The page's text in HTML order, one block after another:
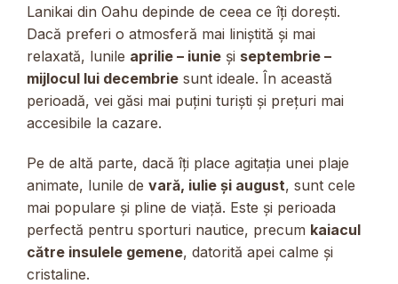
Lanikai din Oahu depinde de ceea ce îți dorești.
Dacă preferi o atmosferă mai liniștită și mai
relaxată, lunile aprilie – iunie și septembrie –
mijlocul lui decembrie sunt ideale. În această
perioadă, vei găsi mai puțini turiști și prețuri mai
accesibile la cazare.
Pe de altă parte, dacă îți place agitația unei plaje
animate, lunile de vară, iulie și august, sunt cele
mai populare și pline de viață. Este și perioada
perfectă pentru sporturi nautice, precum kaiacul
către insulele gemene, datorită apei calme și
cristaline.